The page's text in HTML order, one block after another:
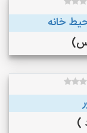
خانه